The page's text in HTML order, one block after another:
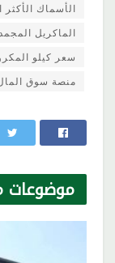
الأسماك الأكثر
الماكريل
سعر كيلو
منصة سوق
موضوعات